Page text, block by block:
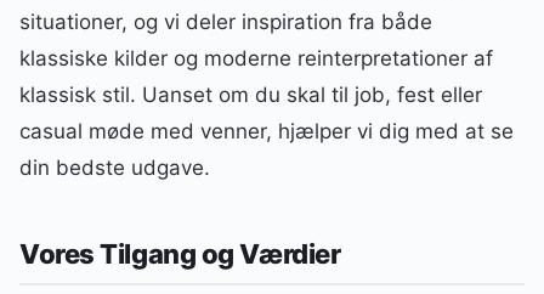
situationer, og vi deler inspiration fra både
klassiske kilder og moderne reinterpretationer af
klassisk stil. Uanset om du skal til job, fest eller
casual møde med venner, hjælper vi dig med at se
din bedste udgave.
Vores Tilgang og Værdier